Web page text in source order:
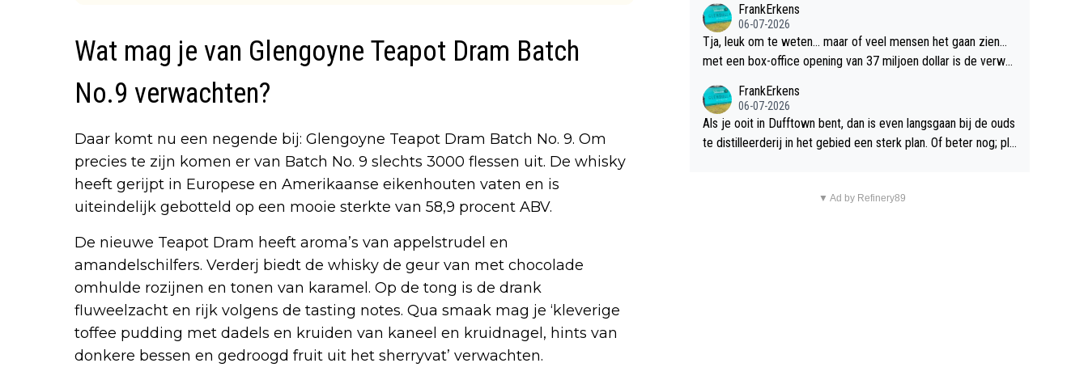
Wat mag je van Glengoyne Teapot Dram Batch
No.9 verwachten?
Daar komt nu een negende bij: Glengoyne Teapot Dram Batch No. 9. Om
precies te zijn komen er van Batch No. 9 slechts 3000 flessen uit. De whisky
heeft gerijpt in Europese en Amerikaanse eikenhouten vaten en is
uiteindelijk gebotteld op een mooie sterkte van 58,9 procent ABV.
De nieuwe Teapot Dram heeft aroma’s van appelstrudel en
amandelschilfers. Verderj biedt de whisky de geur van met chocolade
omhulde rozijnen en tonen van karamel. Op de tong is de drank
fluweelzacht en rijk volgens de tasting notes. Qua smaak mag je ‘kleverige
toffee pudding met dadels en kruiden van kaneel en kruidnagel, hints van
donkere bessen en gedroogd fruit uit het sherryvat’ verwachten.
FrankErkens
06-07-2026
Tja, leuk om te weten... maar of veel mensen het gaan zien...
met een box-office opening van 37 miljoen dollar is de verwa
FrankErkens
06-07-2026
Als je ooit in Dufftown bent, dan is even langsgaan bij de ouds
te distilleerderij in het gebied een sterk plan. Of beter nog; pla
▼ Ad by Refinery89